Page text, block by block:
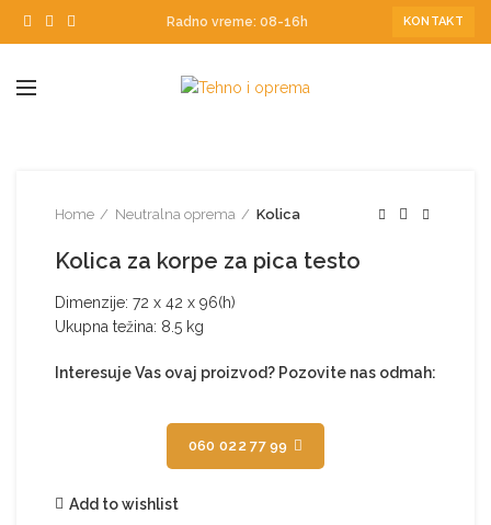
Radno vreme: 08-16h KONTAKT
Home Neutralna oprema Kolica
Kolica za korpe za pica testo
Dimenzije: 72 x 42 x 96(h)
Ukupna težina: 8.5 kg
Interesuje Vas ovaj proizvod? Pozovite nas odmah:
060 022 77 99
Add to wishlist